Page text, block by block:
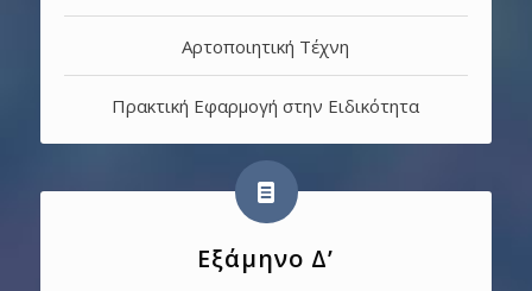
Αρτοποιητική Τέχνη
Πρακτική Εφαρμογή στην Ειδικότητα
Εξάμηνο Δ’